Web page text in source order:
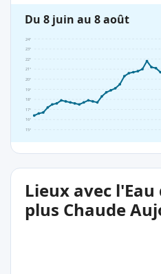
Du 8 juin au 8 août
15°
16°
17°
18°
19°
20°
21°
22°
23°
24°
Lieux avec l'Eau
plus Chaude